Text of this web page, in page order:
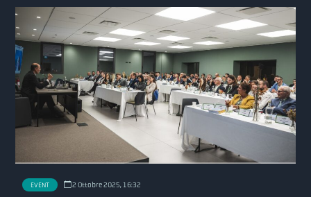
EVENT 2 Ottobre 2025, 16:32